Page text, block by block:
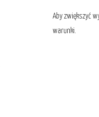
Aby zwiększyć
warunki.